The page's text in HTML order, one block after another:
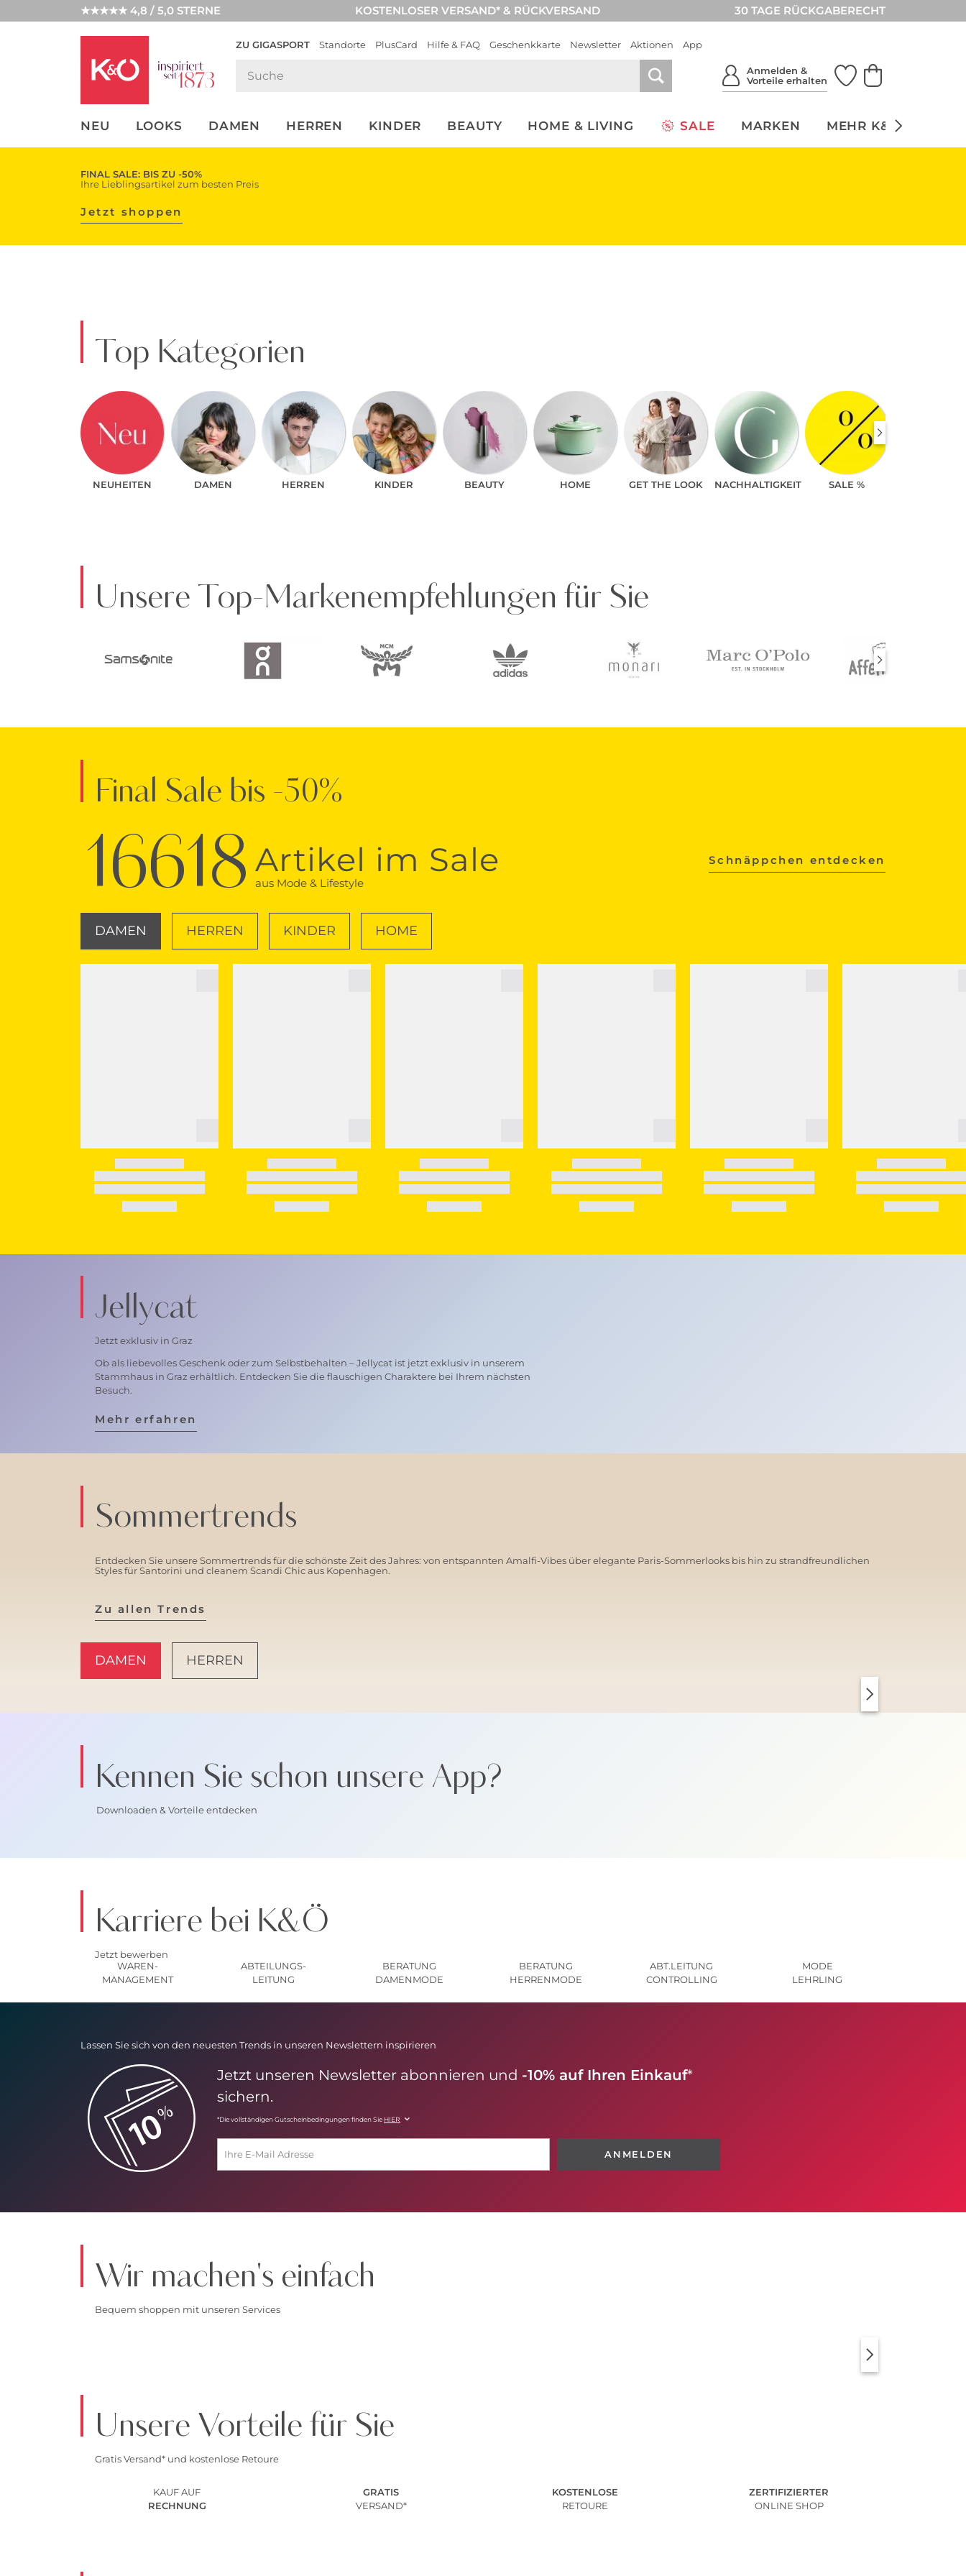
★★★★★ 4,8 / 5,0 STERNE KOSTENLOSER VERSAND* & RÜCKVERSAND 30 TAGE RÜCKGABERECHT
ZU GIGASPORT Standorte PlusCard Hilfe & FAQ Geschenkkarte Newsletter Aktionen App
Anmelden &
Vorteile erhalten
NEU LOOKS DAMEN HERREN KINDER BEAUTY HOME & LIVING SALE MARKEN MEHR K&Ö
UNSERE APP
CLICK &
FINAL SALE: BIS ZU -50%
Ihre Lieblingsartikel zum besten Preis
Jetzt shoppen
Top Kategorien
NEUHEITEN DAMEN HERREN KINDER BEAUTY HOME GET THE LOOK NACHHALTIGKEIT SALE %
Unsere Top-Markenempfehlungen für Sie
Final Sale bis -50%
16618 Artikel im Sale
aus Mode & Lifestyle
Schnäppchen entdecken
DAMEN HERREN KINDER HOME
Jellycat
Jetzt exklusiv in Graz
Ob als liebevolles Geschenk oder zum Selbstbehalten – Jellycat ist jetzt exklusiv in unserem
Stammhaus in Graz erhältlich. Entdecken Sie die flauschigen Charaktere bei Ihrem nächsten
Besuch.
Mehr erfahren
Sommertrends
Entdecken Sie unsere Sommertrends für die schönste Zeit des Jahres: von entspannten Amalfi-Vibes über elegante Paris-Sommerlooks bis hin zu strandfreundlichen
Styles für Santorini und cleanem Scandi Chic aus Kopenhagen.
Zu allen Trends
DAMEN HERREN
Kennen Sie schon unsere App?
Downloaden & Vorteile entdecken
Karriere bei K&Ö
Jetzt bewerben
WAREN-
MANAGEMENT
ABTEILUNGS-
LEITUNG
BERATUNG
DAMENMODE
BERATUNG
HERRENMODE
ABT.LEITUNG
CONTROLLING
MODE
LEHRLING
Lassen Sie sich von den neuesten Trends in unseren Newslettern inspirieren
Jetzt unseren Newsletter abonnieren und -10% auf Ihren Einkauf*
sichern.
*Die vollständigen Gutscheinbedingungen finden Sie HIER
ANMELDEN
Wir machen's einfach
Bequem shoppen mit unseren Services
Unsere Vorteile für Sie
Gratis Versand* und kostenlose Retoure
KAUF AUF
RECHNUNG
GRATIS
VERSAND*
KOSTENLOSE
RETOURE
ZERTIFIZIERTER
ONLINE SHOP